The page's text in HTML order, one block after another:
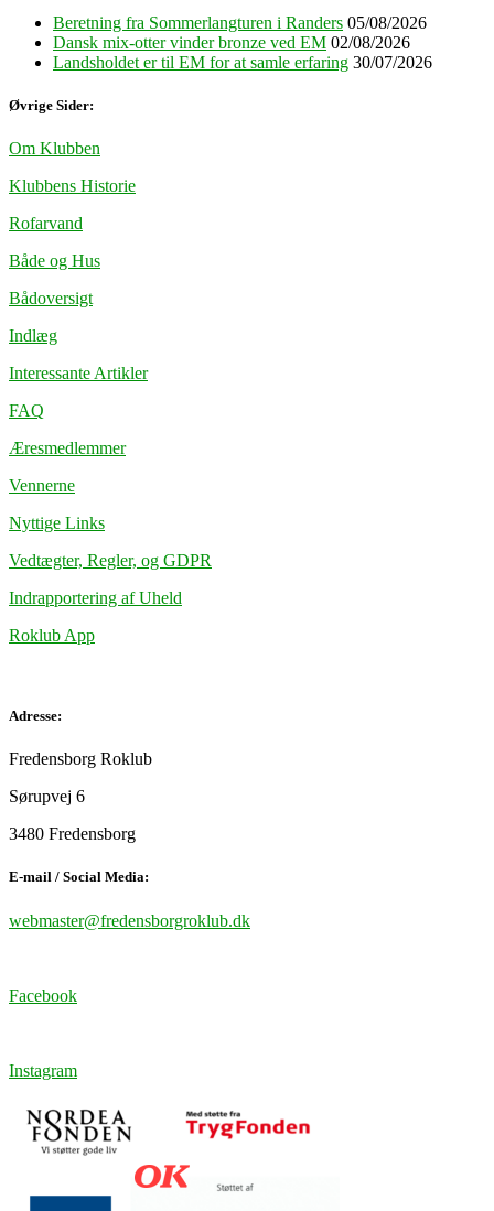
Beretning fra Sommerlangturen i Randers 05/08/2026
Dansk mix-otter vinder bronze ved EM 02/08/2026
Landsholdet er til EM for at samle erfaring 30/07/2026
Øvrige Sider:
Om Klubben
Klubbens Historie
Rofarvand
Både og Hus
Bådoversigt
Indlæg
Interessante Artikler
FAQ
Æresmedlemmer
Vennerne
Nyttige Links
Vedtægter, Regler, og GDPR
Indrapportering af Uheld
Roklub App
Adresse:
Fredensborg Roklub
Sørupvej 6
3480 Fredensborg
E-mail / Social Media:
webmaster@fredensborgroklub.dk
Facebook
Instagram